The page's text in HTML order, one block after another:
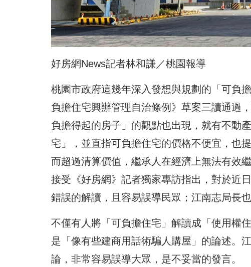
好房網News記者林和謙／桃園報導
桃園市政府這幾年深入發想與規劃的「可負
負擔住宅興辦管理自治條例》草案三讀通過
負擔得起的房子」的觀點也出現，就有不動
宅」，並直指可負擔住宅的價格不便宜，也
而超過清算價值，繼承人在經濟上無法有效
接受《好房網》記者獨家專訪指出，對於近
錯誤的解讀，且容易誤導民眾；江南志局長
不僅有人將「可負擔住宅」解讀成「使用權
是「像有些建商用話術騙人購屋」的論述。
論，非常容易誤導大眾，是不妥當的發言。